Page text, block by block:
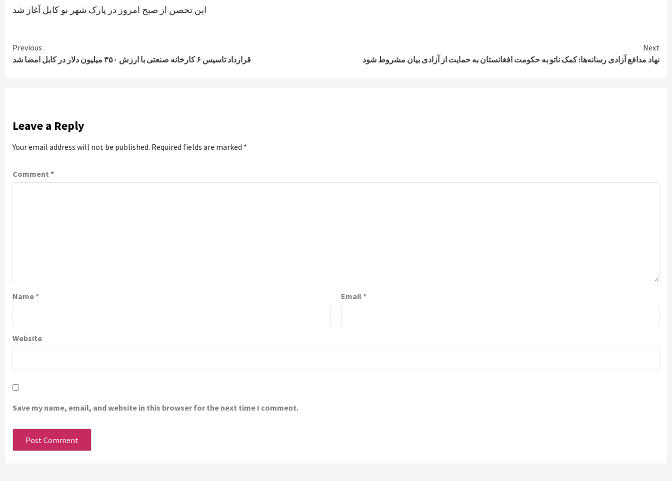
این تحصن از صبح امروز در پارک شهر نو کابل آغاز شد
Continue
Reading
Previous
قرارداد تاسیس ۶ کارخانه صنعتی با ارزش ۳۵۰ میلیون دلار در کابل امضا شد
Next
نهاد مدافع آزادی رسانه‌ها: کمک ناتو به حکومت افغانستان به حمایت از آزادی بیان مشروط شود
Leave a Reply
Your email address will not be published. Required fields are marked *
Comment *
Name* Email*
Website
Save my name, email, and website in this browser for the next time I comment.